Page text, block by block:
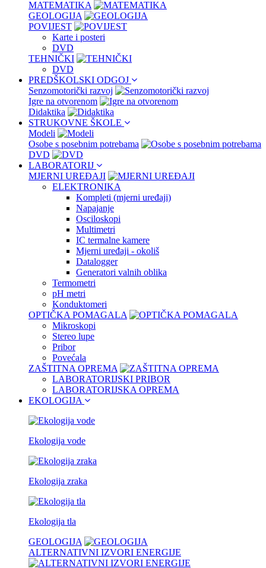
MATEMATIKA
GEOLOGIJA
POVIJEST
Karte i posteri
DVD
TEHNIČKI
DVD
PREDŠKOLSKI ODGOJ
Senzomotorički razvoj
Igre na otvorenom
Didaktika
STRUKOVNE ŠKOLE
Modeli
Osobe s posebnim potrebama
DVD
LABORATORIJ
MJERNI UREĐAJI
ELEKTRONIKA
Kompleti (mjerni uređaji)
Napajanje
Osciloskopi
Multimetri
IC termalne kamere
Mjerni uređaji - okoliš
Datalogger
Generatori valnih oblika
Termometri
pH metri
Konduktomeri
OPTIČKA POMAGALA
Mikroskopi
Stereo lupe
Pribor
Povećala
ZAŠTITNA OPREMA
LABORATORIJSKI PRIBOR
LABORATORIJSKA OPREMA
EKOLOGIJA
Ekologija vode
Ekologija zraka
Ekologija tla
GEOLOGIJA
ALTERNATIVNI IZVORI ENERGIJE